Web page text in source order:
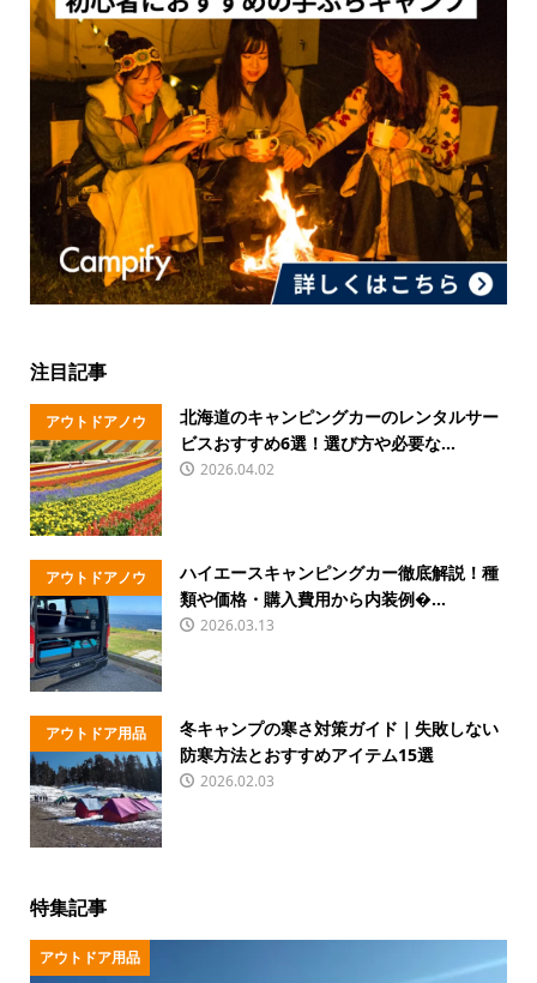
注目記事
アウトドアノウ
ハウ
北海道のキャンピングカーのレンタルサー
ビスおすすめ6選！選び方や必要な...
2026.04.02
アウトドアノウ
ハウ
ハイエースキャンピングカー徹底解説！種
類や価格・購入費用から内装例�...
2026.03.13
アウトドア用品
冬キャンプの寒さ対策ガイド｜失敗しない
防寒方法とおすすめアイテム15選
2026.02.03
特集記事
アウトドア用品